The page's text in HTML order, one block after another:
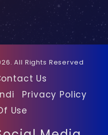
All Rights Reserved
Us
Privacy Policy
Use